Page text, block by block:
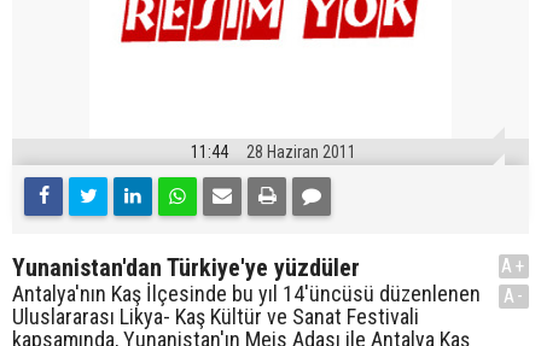
11:44 28 Haziran 2011
Yunanistan'dan Türkiye'ye yüzdüler
Antalya'nın Kaş İlçesinde bu yıl 14'üncüsü düzenlenen
Uluslararası Likya- Kaş Kültür ve Sanat Festivali
kapsamında, Yunanistan'ın Meis Adası ile Antalya Kaş
A+
A-